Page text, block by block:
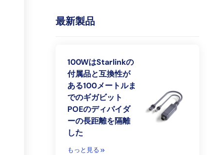
最新製品
100WはStarlinkの
付属品と互換性が
ある100メートルま
でのギガビット
POEのディバイダ
ーの長距離を隔離
した
もっと見る